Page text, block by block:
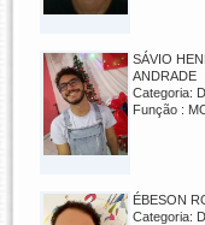
SÁVIO
ANDRADE
Categoria:
Função :
ÉBESON
Categoria: